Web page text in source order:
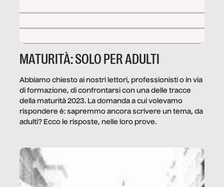
MATURITÀ: SOLO PER ADULTI
Abbiamo chiesto ai nostri lettori, professionisti o in via
di formazione, di confrontarsi con una delle tracce
della maturità 2023. La domanda a cui volevamo
rispondere è: sapremmo ancora scrivere un tema, da
adulti? Ecco le risposte, nelle loro prove.